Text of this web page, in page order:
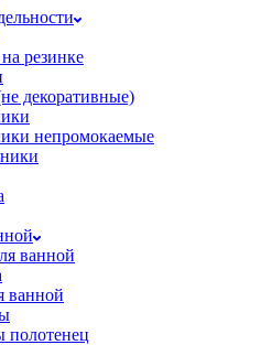
резинке
декоративные)
непромокаемые
ванной
ванной
полотенец